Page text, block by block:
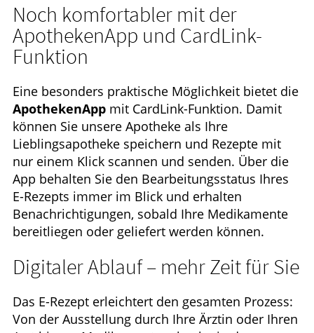
Noch komfortabler mit der
ApothekenApp und CardLink-
Funktion
Eine besonders praktische Möglichkeit bietet die
ApothekenApp mit CardLink-Funktion. Damit
können Sie unsere Apotheke als Ihre
Lieblingsapotheke speichern und Rezepte mit
nur einem Klick scannen und senden. Über die
App behalten Sie den Bearbeitungsstatus Ihres
E-Rezepts immer im Blick und erhalten
Benachrichtigungen, sobald Ihre Medikamente
bereitliegen oder geliefert werden können.
Digitaler Ablauf – mehr Zeit für Sie
Das E-Rezept erleichtert den gesamten Prozess:
Von der Ausstellung durch Ihre Ärztin oder Ihren